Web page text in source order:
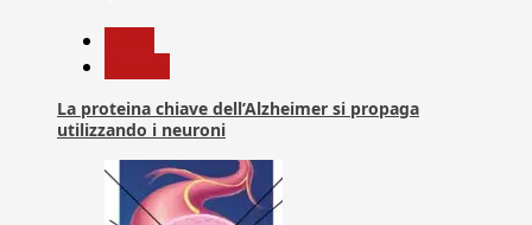
La proteina chiave dell’Alzheimer si propaga
utilizzando i neuroni